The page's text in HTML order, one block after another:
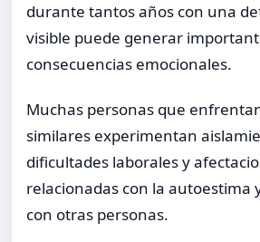
durante tantos años con una
visible puede generar
consecuencias emocionales.
Muchas personas que
similares experimentan
dificultades laborales y
relacionadas con la autoestima
con otras personas.